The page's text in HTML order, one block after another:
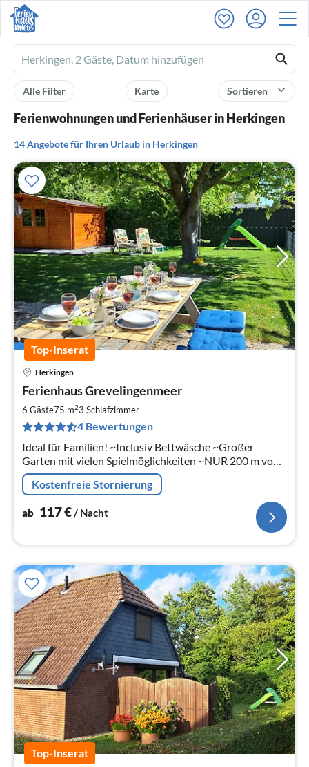
Ferienhausmiete
logo
Sortieren
Karte
Alle Filter
Ferienwohnungen und Ferienhäuser in Herkingen
14 Angebote für Ihren Urlaub in Herkingen
Top-Inserat
Herkingen
Ferienhaus Grevelingenmeer
6 Gäste75 m23 Schlafzimmer
4 Bewertungen
Ideal für Familien! ~Inclusiv Bettwäsche ~Großer
Garten mit vielen Spielmöglichkeiten ~NUR 200 m vom
Strand & Grevelingenmeer entfernt! ~in der Nähe der
Küste von Ouddorp /Nordsee
Kostenfreie Stornierung
ab 117€/ Nacht
Top-Inserat